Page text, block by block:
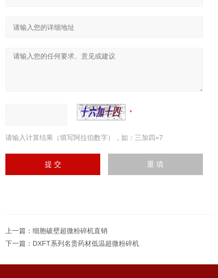
请输入计算结果（填写阿拉伯数字），如：三加四=7
上一篇：细胞破壁超微粉碎机直销
下一篇： DXFT系列名贵药材低温超微粉碎机